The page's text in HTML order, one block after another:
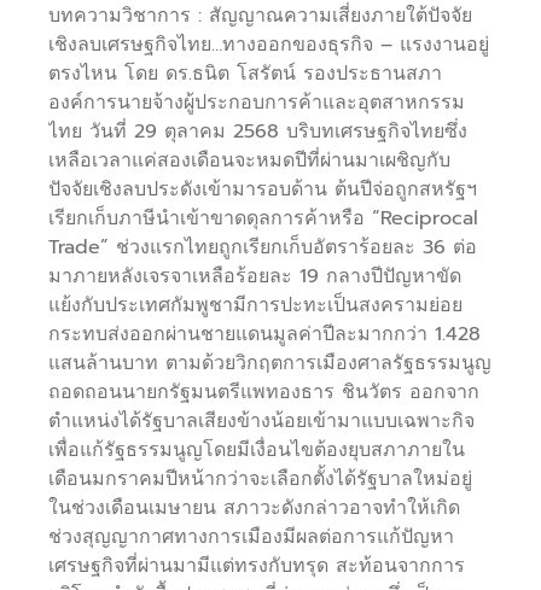
บทความวิชาการ : สัญญาณความเสี่ยงภายใต้ปัจจัย
เชิงลบเศรษฐกิจไทย…ทางออกของธุรกิจ – แรงงานอยู่
ตรงไหน โดย ดร.ธนิต โสรัตน์ รองประธานสภา
องค์การนายจ้างผู้ประกอบการค้าและอุตสาหกรรม
ไทย วันที่ 29 ตุลาคม 2568 บริบทเศรษฐกิจไทยซึ่ง
เหลือเวลาแค่สองเดือนจะหมดปีที่ผ่านมาเผชิญกับ
ปัจจัยเชิงลบประดังเข้ามารอบด้าน ต้นปีจ่อถูกสหรัฐฯ
เรียกเก็บภาษีนำเข้าขาดดุลการค้าหรือ “Reciprocal
Trade” ช่วงแรกไทยถูกเรียกเก็บอัตราร้อยละ 36 ต่อ
มาภายหลังเจรจาเหลือร้อยละ 19 กลางปีปัญหาขัด
แย้งกับประเทศกัมพูชามีการปะทะเป็นสงครามย่อย
กระทบส่งออกผ่านชายแดนมูลค่าปีละมากกว่า 1.428
แสนล้านบาท ตามด้วยวิกฤตการเมืองศาลรัฐธรรมนูญ
ถอดถอนนายกรัฐมนตรีแพทองธาร ชินวัตร ออกจาก
ตำแหน่งได้รัฐบาลเสียงข้างน้อยเข้ามาแบบเฉพาะกิจ
เพื่อแก้รัฐธรรมนูญโดยมีเงื่อนไขต้องยุบสภาภายใน
เดือนมกราคมปีหน้ากว่าจะเลือกตั้งได้รัฐบาลใหม่อยู่
ในช่วงเดือนเมษายน สภาวะดังกล่าวอาจทำให้เกิด
ช่วงสุญญากาศทางการเมืองมีผลต่อการแก้ปัญหา
เศรษฐกิจที่ผ่านมามีแต่ทรงกับทรุด สะท้อนจากการ